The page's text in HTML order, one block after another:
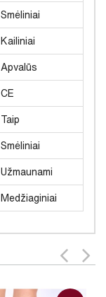
Smėliniai
Kailiniai
Apvalūs
CE
Taip
Smėliniai
Užmaunami
Medžiaginiai